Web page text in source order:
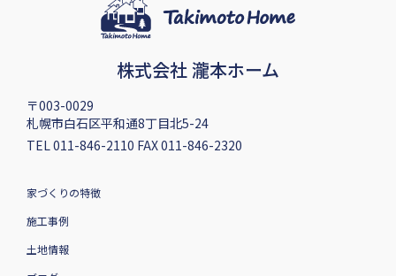
株式会社 瀧本ホーム
〒003-0029
札幌市白石区平和通8丁目北5-24
TEL 011-846-2110 FAX 011-846-2320
家づくりの特徴
施工事例
土地情報